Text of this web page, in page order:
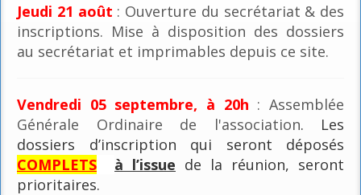
Jeudi 21 août : Ouverture du secrétariat & des
inscriptions. Mise à disposition des dossiers
au secrétariat et imprimables depuis ce site.
Vendredi 05 septembre, à 20h : Assemblée
Générale Ordinaire de l'association. Les
dossiers d’inscription qui seront déposés
COMPLETS
à l’issue de la réunion, seront
prioritaires.